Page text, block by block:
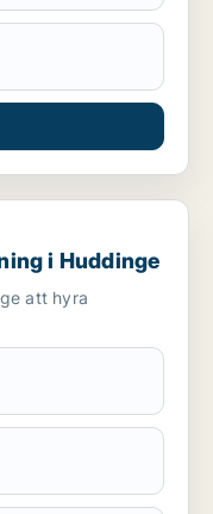
i Huddinge
att hyra